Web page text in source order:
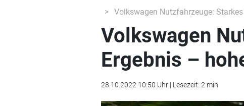
Volkswagen Nutzfahrzeuge:
Volkswagen
Ergebnis –
28.10.2022 10:50 Uhr | Lesezeit: 2 min